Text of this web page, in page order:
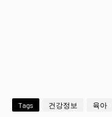
Tags 건강정보 육아